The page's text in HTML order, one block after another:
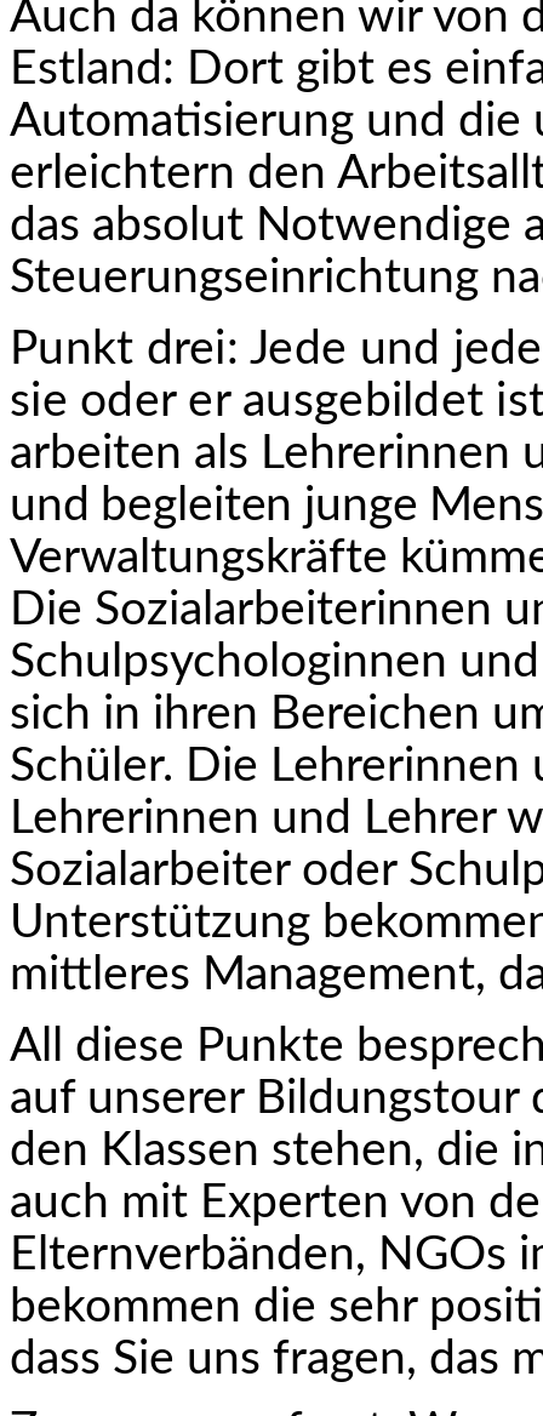
Auch da können wir von
Estland: Dort gibt es
Automatisierung und die
erleichtern den
das absolut Notwendige
Steuerungseinrichtung
Punkt drei: Jede und
sie oder er ausgebildet
arbeiten als Lehrerinnen
und begleiten junge
Verwaltungskräfte
Die Sozialarbeiterinnen
Schulpsychologinnen
sich in ihren Bereichen
Schüler. Die
Lehrerinnen und Lehrer
Sozialarbeiter oder
Unterstützung
mittleres Management,
All diese Punkte
auf unserer
den Klassen stehen, die
auch mit Experten von
Elternverbänden, NGOs
bekommen die sehr
dass Sie uns fragen, das